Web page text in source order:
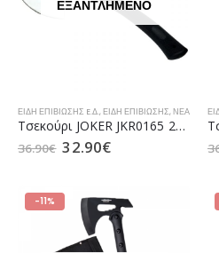
ΕΞΑΝΤΛΗΜΈΝΟ
ΕΊΔΗ ΕΠΙΒΊΩΣΗΣ E.Δ.,ΕΊΔΗ ΕΠΙΒΊΩΣΗΣ,ΝΈΑ
Τσεκούρι JOKER JKR0165 29cm
36.90€ 32.90€
-11%